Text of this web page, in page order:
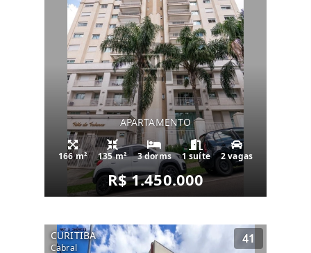
APARTAMENTO
166 m² 135 m² 3 dorms 1 suíte 2 vagas
R$ 1.450.000
CURITIBA
Cabral
41